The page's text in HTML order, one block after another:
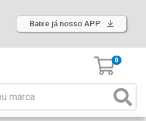
Baixe já nosso APP
0